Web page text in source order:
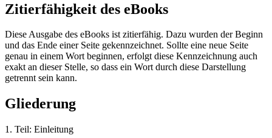
Zitierfähigkeit des eBooks
Diese Ausgabe des eBooks ist zitierfähig. Dazu wurden der Beginn
und das Ende einer Seite gekennzeichnet. Sollte eine neue Seite
genau in einem Wort beginnen, erfolgt diese Kennzeichnung auch
exakt an dieser Stelle, so dass ein Wort durch diese Darstellung
getrennt sein kann.
Gliederung
1. Teil: Einleitung